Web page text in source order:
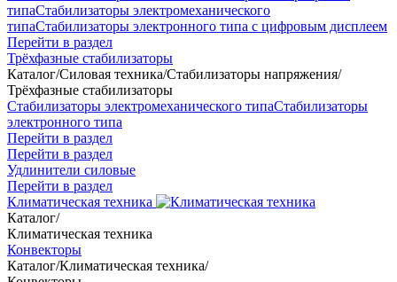
типаСтабилизаторы электромеханического
типаСтабилизаторы электронного типа с цифровым дисплеем
Перейти в раздел
Трёхфазные стабилизаторы
Каталог/Силовая техника/Стабилизаторы напряжения/
Трёхфазные стабилизаторы
Стабилизаторы электромеханического типаСтабилизаторы
электронного типа
Перейти в раздел
Перейти в раздел
Удлинители силовые
Перейти в раздел
Климатическая техника
Каталог/
Климатическая техника
Конвекторы
Каталог/Климатическая техника/